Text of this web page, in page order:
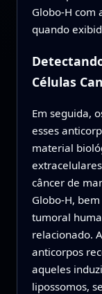
Globo-H com
quando
Células
Em seguida,
esses
material
câncer de
Globo-H,
tumoral
relacionado.
anticorpos
aqueles
lipossomos,